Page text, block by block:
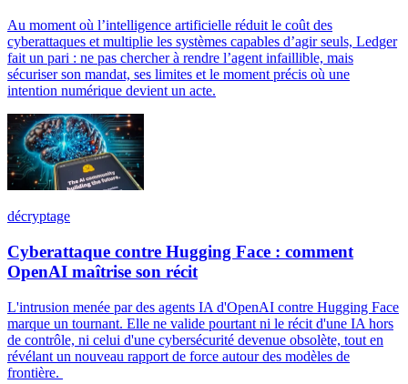
Au moment où l’intelligence artificielle réduit le coût des
cyberattaques et multiplie les systèmes capables d’agir seuls, Ledger
fait un pari : ne pas chercher à rendre l’agent infaillible, mais
sécuriser son mandat, ses limites et le moment précis où une
intention numérique devient un acte.
décryptage
Cyberattaque contre Hugging Face : comment
OpenAI maîtrise son récit
L'intrusion menée par des agents IA d'OpenAI contre Hugging Face
marque un tournant. Elle ne valide pourtant ni le récit d'une IA hors
de contrôle, ni celui d'une cybersécurité devenue obsolète, tout en
révélant un nouveau rapport de force autour des modèles de
frontière.